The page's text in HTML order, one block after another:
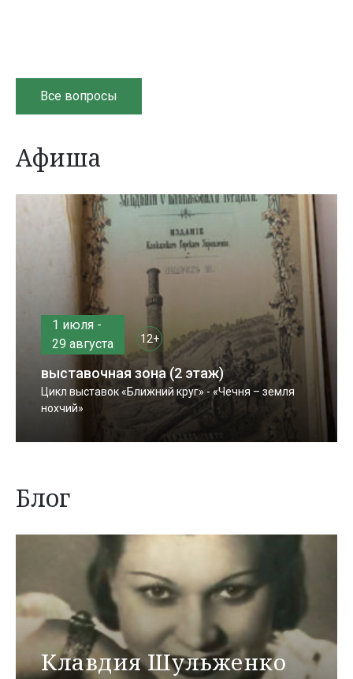
Все вопросы
Афиша
1 июля -
29 августа
12+
выставочная зона (2 этаж)
Цикл выставок «Ближний круг» - «Чечня – земля
нохчий»
Блог
Клавдия Шульженко